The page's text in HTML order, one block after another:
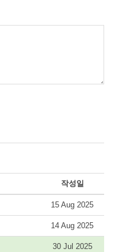
작성일
15 Aug 2025
14 Aug 2025
30 Jul 2025